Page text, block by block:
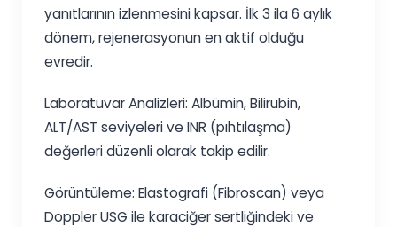
yanıtlarının izlenmesini kapsar. İlk 3 ila 6 aylık
dönem, rejenerasyonun en aktif olduğu
evredir.
Laboratuvar Analizleri: Albümin, Bilirubin,
ALT/AST seviyeleri ve INR (pıhtılaşma)
değerleri düzenli olarak takip edilir.
Görüntüleme: Elastografi (Fibroscan) veya
Doppler USG ile karaciğer sertliğindeki ve